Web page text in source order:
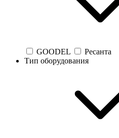
GOODEL
Ресанта
Тип оборудования